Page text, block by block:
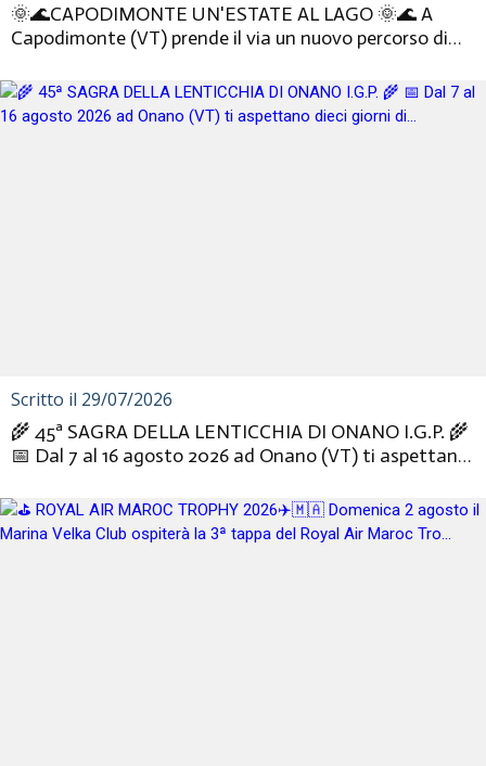
🌞🌊CAPODIMONTE UN'ESTATE AL LAGO 🌞🌊 A
Capodimonte (VT) prende il via un nuovo percorso di
Scritto il 29/07/2026
🌾 45ª SAGRA DELLA LENTICCHIA DI ONANO I.G.P. 🌾
📅 Dal 7 al 16 agosto 2026 ad Onano (VT) ti aspettano